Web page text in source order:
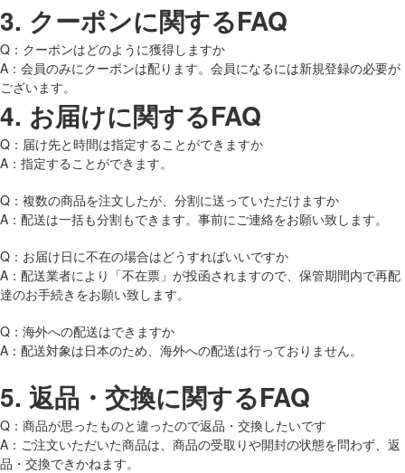
3. クーポンに関するFAQ
Q：クーポンはどのように獲得しますか
A：会員のみにクーポンは配ります。会員になるには新規登録の必要が
ございます。
4. お届けに関するFAQ
Q：届け先と時間は指定することができますか
A：指定することができます。
Q：複数の商品を注文したが、分割に送っていただけますか
A：配送は一括も分割もできます。事前にご連絡をお願い致します。
Q：お届け日に不在の場合はどうすればいいですか
A：配送業者により「不在票」が投函されますので、保管期間内で再配
達のお手続きをお願い致します。
Q：海外への配送はできますか
A：配送対象は日本のため、海外への配送は行っておりません。
5. 返品・交換に関するFAQ
Q：商品が思ったものと違ったので返品・交換したいです
A：ご注文いただいた商品は、商品の受取りや開封の状態を問わず、返
品・交換できかねます。